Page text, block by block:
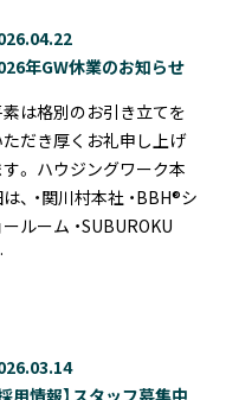
年GW休業のお知らせ
は格別のお引き立てを
ただき厚くお礼申し上げ
す。 ハウジングワーク本
、 ・関川村本社 ・BBH®シ
ールーム ・SUBUROKU
採用情報】スタッフ募集中